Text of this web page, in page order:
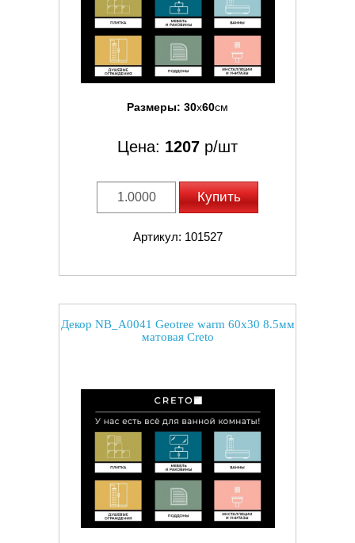
Размеры: 30x60см
Цена: 1207 р/шт
Купить
Артикул: 101527
Декор NB_A0041 Geotree warm 60x30 8.5мм
матовая Creto